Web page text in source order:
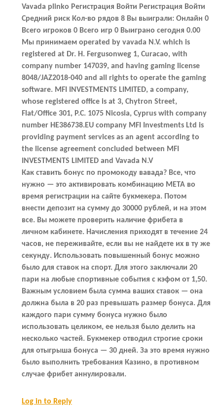
Vavada plinko Регистрация Войти Регистрация Войти
Средний риск Кол-во рядов 8 Вы выиграли: Онлайн 0
Всего игроков 0 Всего игр 0 Выиграно сегодня 0.00
Мы принимаем operated by vavada N.V. which is
registered at Dr. H. Fergusonweg 1, Curacao, with
company number 147039, and having gaming license
8048/JAZ2018-040 and all rights to operate the gaming
software. MFI INVESTMENTS LIMITED, a company,
whose registered office is at 3, Chytron Street,
Flat/Office 301, P.C. 1075 Nicosia, Cyprus with company
number HE386738.EU company MFI Investments Ltd is
providing payment services as an agent according to
the license agreement concluded between MFI
INVESTMENTS LIMITED and Vavada N.V
Как ставить бонус по промокоду вавада? Все, что
нужно — это активировать комбинацию META во
время регистрации на сайте букмекера. Потом
внести депозит на сумму до 30000 рублей, и на этом
все. Вы можете проверить наличие фрибета в
личном кабинете. Начисления приходят в течение 24
часов, не переживайте, если вы не найдете их в ту же
секунду. Использовать повышенный бонус можно
было для ставок на спорт. Для этого заключали 20
пари на любые спортивные события с кэфом от 1,50.
Важным условием была сумма ваших ставок — она
должна была в 20 раз превышать размер бонуса. Для
каждого пари сумму бонуса нужно было
использовать целиком, ее нельзя было делить на
несколько частей. Букмекер отводил строгие сроки
для отыгрыша бонуса — 30 дней. За это время нужно
было выполнить требования Казино, в противном
случае фрибет аннулировали.
Log in to Reply